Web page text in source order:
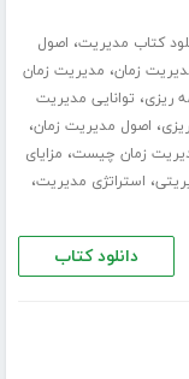
کتاب مدیریت، اصول
زمان، مدیریت زمان
ریزی، توانایی مدیریت
، اصول مدیریت زمان،
زمان چیست، مزایای
، استراتژی مدیریت،
دانلود کتاب